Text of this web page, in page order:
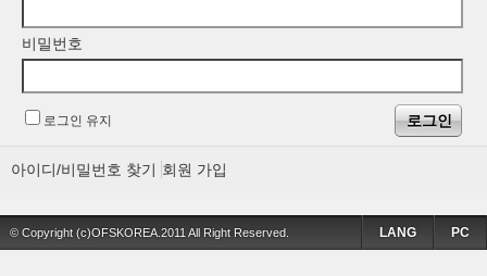
비밀번호
로그인 유지
아이디/비밀번호 찾기 회원 가입
© Copyright (c)OFSKOREA.2011 All Right Reserved. PC
LANG